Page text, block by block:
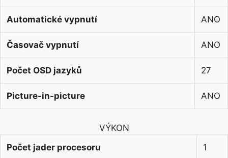
Automatické vypnutí ANO
Časovač vypnutí ANO
Počet OSD jazyků 27
Picture-in-picture ANO
VÝKON
Počet jader procesoru
1